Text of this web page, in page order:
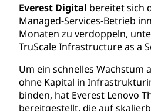
Everest Digital bereitet sich
Managed-Services-Betrieb
Monaten zu verdoppeln,
TruScale Infrastructure as a
Um ein schnelles Wachstum
ohne Kapital in
binden, hat Everest Lenovo
bereitgestellt, die auf